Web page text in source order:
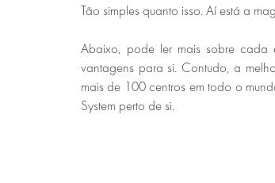
Tão simples quanto isso. Aí está a
Abaixo, pode ler mais sobre
vantagens para si. Contudo, a
mais de 100 centros em todo o
System perto de si.